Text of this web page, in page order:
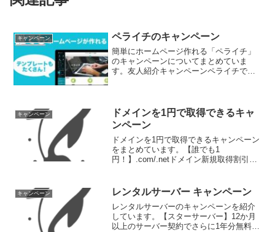
キャンペーン ペライチのキャンペーン
簡単にホームページ作れる「ペライチ」
のキャンペーンについてまとめていま
す。友人紹介キャンペーンペライチで
に新規登録をすると、1人につ...
キャンペーン
ドメインを1円で取得できるキャ
ンペーン
ドメインを1円で取得できるキャンペーン
をまとめています。【誰でも1
円！】.com/.netドメイン新規取得割引バ
取得割引を開催中です。新規ユーザー
様...
キャンペーン レンタルサーバー キャンペーン
レンタルサーバーのキャンペーンを紹介
しています。【スターサーバー】12か月
以上のサーバー契約でさらに1年分無料！